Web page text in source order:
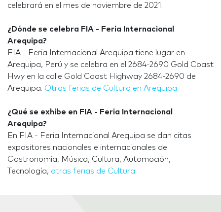
celebrará en el mes de noviembre de 2021.
¿Dónde se celebra FIA - Feria Internacional
Arequipa?
FIA - Feria Internacional Arequipa tiene lugar en
Arequipa, Perú y se celebra en el 2684-2690 Gold Coast
Hwy en la calle Gold Coast Highway 2684-2690 de
Arequipa. Otras ferias de Cultura en Arequipa
¿Qué se exhibe en FIA - Feria Internacional
Arequipa?
En FIA - Feria Internacional Arequipa se dan citas
expositores nacionales e internacionales de
Gastronomía, Música, Cultura, Automoción,
Tecnología, otras ferias de Cultura